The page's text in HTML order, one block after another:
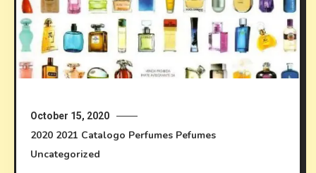
October 15, 2020
2020 2021 Catalogo Perfumes Pefumes
Uncategorized